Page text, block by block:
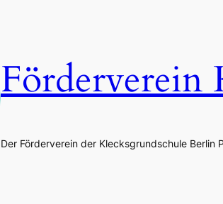
Förderverein
Der Förderverein der Klecksgrundschule Berlin